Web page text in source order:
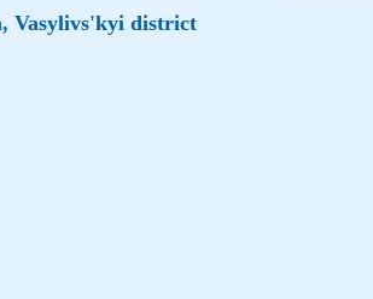
Vasylivs'kyi district